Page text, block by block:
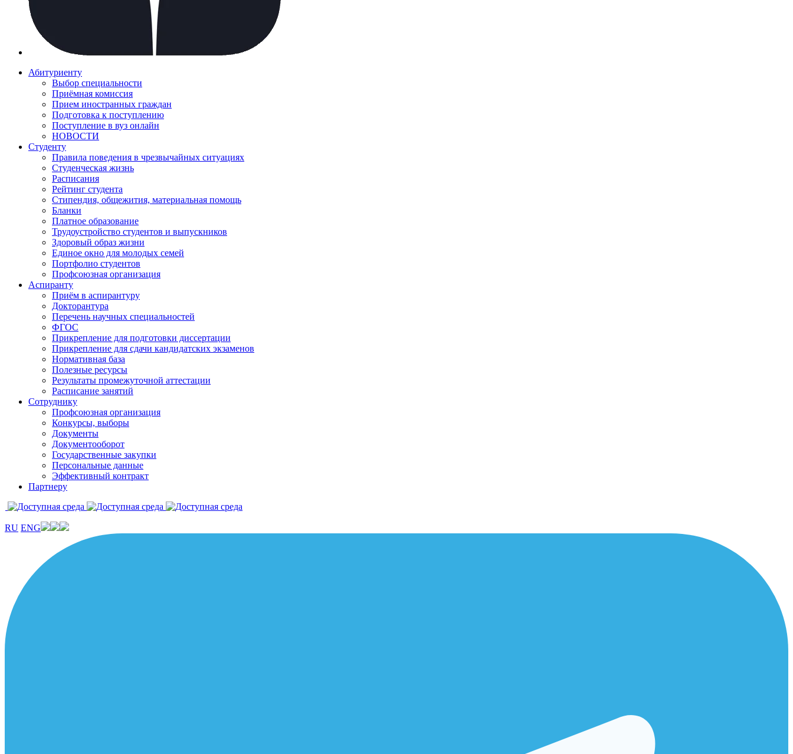
Абитуриенту
Выбор специальности
Приёмная комиссия
Прием иностранных граждан
Подготовка к поступлению
Поступление в вуз онлайн
НОВОСТИ
Студенту
Правила поведения в чрезвычайных ситуациях
Студенческая жизнь
Расписания
Рейтинг студента
Стипендия, общежития, материальная помощь
Бланки
Платное образование
Трудоустройство студентов и выпускников
Здоровый образ жизни
Единое окно для молодых семей
Портфолио студентов
Профсоюзная организация
Аспиранту
Приём в аспирантуру
Докторантура
Перечень научных специальностей
ФГОС
Прикрепление для подготовки диссертации
Прикрепление для сдачи кандидатских экзаменов
Нормативная база
Полезные ресурсы
Результаты промежуточной аттестации
Расписание занятий
Сотруднику
Профсоюзная организация
Конкурсы, выборы
Документы
Документооборот
Государственные закупки
Персональные данные
Эффективный контракт
Партнеру
RU ENG